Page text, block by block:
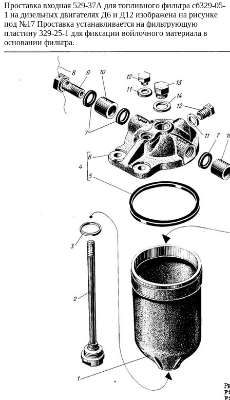
Проставка входная 529-37А для топливного фильтра сб329-05-
1 на дизельных двигателях Д6 и Д12 изображена на рисунке
под №17 Проставка устанавливается на фильтрующую
пластину 329-25-1 для фиксации войлочного материала в
основании фильтра.